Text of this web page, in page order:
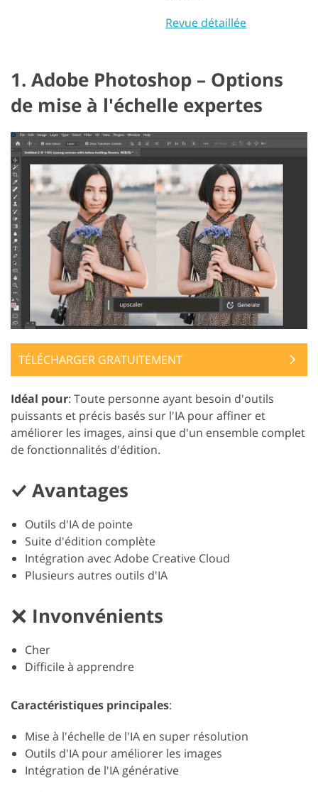
Revue détaillée
1. Adobe Photoshop – Options
de mise à l'échelle expertes
TÉLÉCHARGER GRATUITEMENT
Idéal pour: Toute personne ayant besoin d'outils
puissants et précis basés sur l'IA pour affiner et
améliorer les images, ainsi que d'un ensemble complet
de fonctionnalités d'édition.
Avantages
Outils d'IA de pointe
Suite d'édition complète
Intégration avec Adobe Creative Cloud
Plusieurs autres outils d'IA
Invonvénients
Cher
Difficile à apprendre
Caractéristiques principales:
Mise à l'échelle de l'IA en super résolution
Outils d'IA pour améliorer les images
Intégration de l'IA générative